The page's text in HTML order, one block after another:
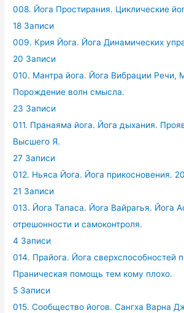
008. Йога Простирания. Циклические
18 Записи
009. Крия Йога. Йога Динамических
20 Записи
010. Мантра йога. Йога Вибрации Речи,
Порождение волн смысла.
23 Записи
011. Пранаяма йога. Йога дыхания.
Высшего Я.
27 Записи
012. Ньяса Йога. Йога прикосновения.
21 Записи
013. Йога Тапаса. Йога Вайрагья. Йога
отрешонности и самоконтроля.
4 Записи
014. Прайога. Йога
Праническая помощь тем кому плохо.
5 Записи
015. Сообщество йогов. Сангха Варна